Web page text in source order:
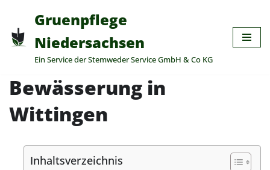
Zum
Inhalt
springen
Gruenpflege
Niedersachsen
Ein Service der Stemweder Service GmbH & Co KG
Bewässerung in
Wittingen
Inhaltsverzeichnis